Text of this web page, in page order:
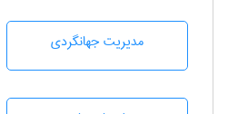
مديريت جهانگردی